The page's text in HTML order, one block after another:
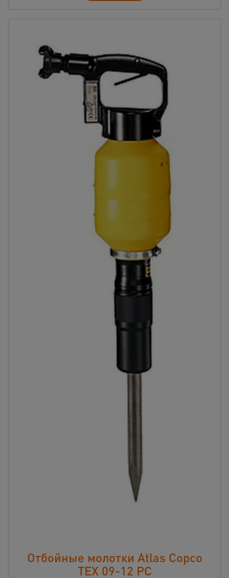
Отбойные молотки Atlas Copco
TEX 09-12 PC